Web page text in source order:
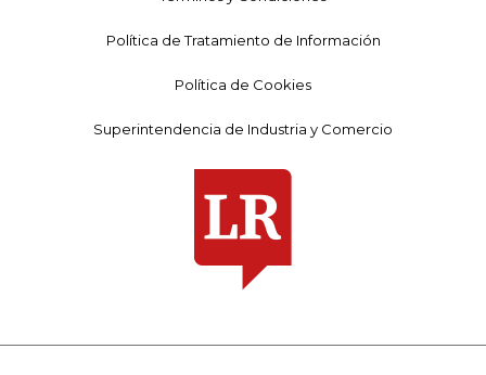
Política de Tratamiento de Información
Política de Cookies
Superintendencia de Industria y Comercio